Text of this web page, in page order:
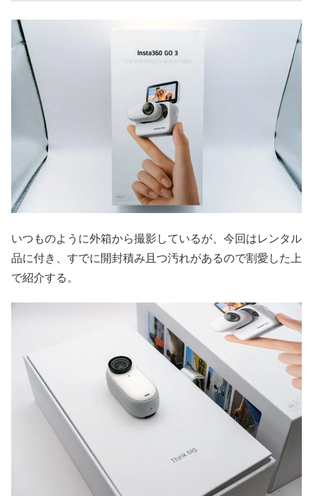
いつものように外箱から撮影しているが、今回はレンタル
品に付き、すでに開封積み且つ汚れがあるので割愛した上
で紹介する。